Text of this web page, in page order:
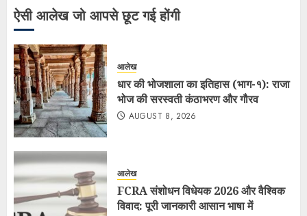
ऐसी आलेख जो आपसे छूट गई होंगी
आलेख
धार की भोजशाला का इतिहास (भाग-१): राजा
भोज की सरस्वती कंठाभरण और गौरव
AUGUST 8, 2026
आलेख
FCRA संशोधन विधेयक 2026 और वैश्विक
विवाद: पूरी जानकारी आसान भाषा में